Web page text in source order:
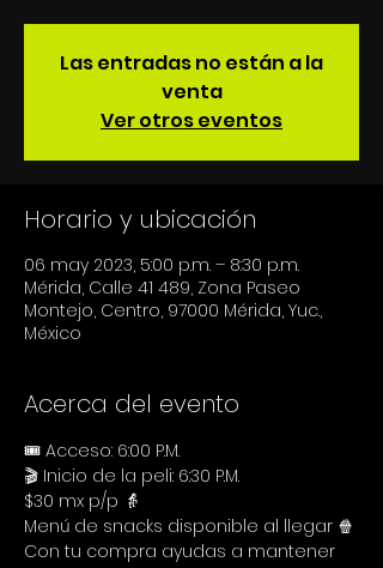
Las entradas no están a la
venta
Ver otros eventos
Horario y ubicación
06 may 2023, 5:00 p.m. – 8:30 p.m.
Mérida, Calle 41 489, Zona Paseo
Montejo, Centro, 97000 Mérida, Yuc.,
México
Acerca del evento
🎟 Acceso: 6:00 P.M.
🎬 Inicio de la peli: 6:30 P.M.
$30 mx p/p 👵
Menú de snacks disponible al llegar 🍿
Con tu compra ayudas a mantener